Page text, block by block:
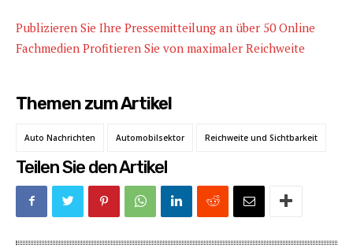
Publizieren Sie Ihre Pressemitteilung an über 50 Online
Fachmedien Profitieren Sie von maximaler Reichweite
Themen zum Artikel
Auto Nachrichten Automobilsektor Reichweite und Sichtbarkeit
Teilen Sie den Artikel